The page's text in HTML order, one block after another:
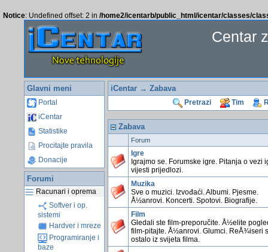
Notice: Undefined offset: 2 in /home2/icentarb/public_html/icentar/classes/
Centar
Glavni meni
Portal
iCentar
Statistike
Procitajte pravila
Donacije
Forumi
Racunari i oprema
Softver i op.
sistemi
Hardver i mreze
Programiranje i
baze
iCentar→ Zabava
Pretrazi Tim
Zabava
Forum
Igre
Igrajmo se. Forumske igre. Pitanja o vezi
vijesti prijedlozi.
Muzika
Sve o muzici. Izvođaći. Albumi. Pjesme.
Å½anrovi. Koncerti. Spotovi. Biografije.
Film
Gledali ste film-preporučite. Å½elite
film-pitajte. Å½anrovi. Glumci. ReÅ¾iseri
ostalo iz svijeta filma.